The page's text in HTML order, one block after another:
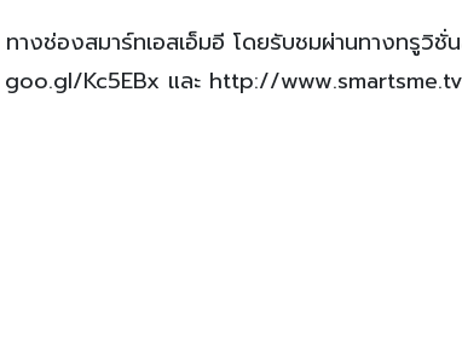
ช่องสมาร์ทเอสเอ็มอี โดยรับชมผ่านทางทรูวิชั่
Kc5EBx และ http://